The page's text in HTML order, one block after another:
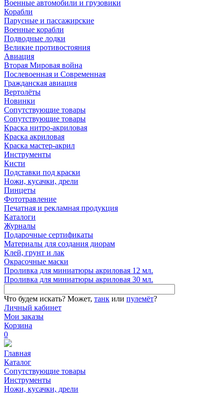
Военные автомобили и грузовики
Корабли
Парусные и пассажирские
Военные корабли
Подводные лодки
Великие противостояния
Авиация
Вторая Мировая война
Послевоенная и Современная
Гражданская авиация
Вертолёты
Новинки
Сопутствующие товары
Сопутствующие товары
Краска нитро-акриловая
Краска акриловая
Краска мастер-акрил
Инструменты
Кисти
Подставки под краски
Ножи, кусачки, дрели
Пинцеты
Фототравление
Печатная и рекламная продукция
Каталоги
Журналы
Подарочные сертификаты
Материалы для создания диорам
Клей, грунт и лак
Окрасочные маски
Проливка для миниатюры акриловая 12 мл.
Проливка для миниатюры акриловая 30 мл.
Что будем искать? Может, танк или пулемёт?
Личный кабинет
Мои заказы
Корзина
0
Главная
Каталог
Сопутствующие товары
Инструменты
Ножи, кусачки, дрели